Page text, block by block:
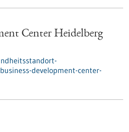
Center Heidelberg
development-center-